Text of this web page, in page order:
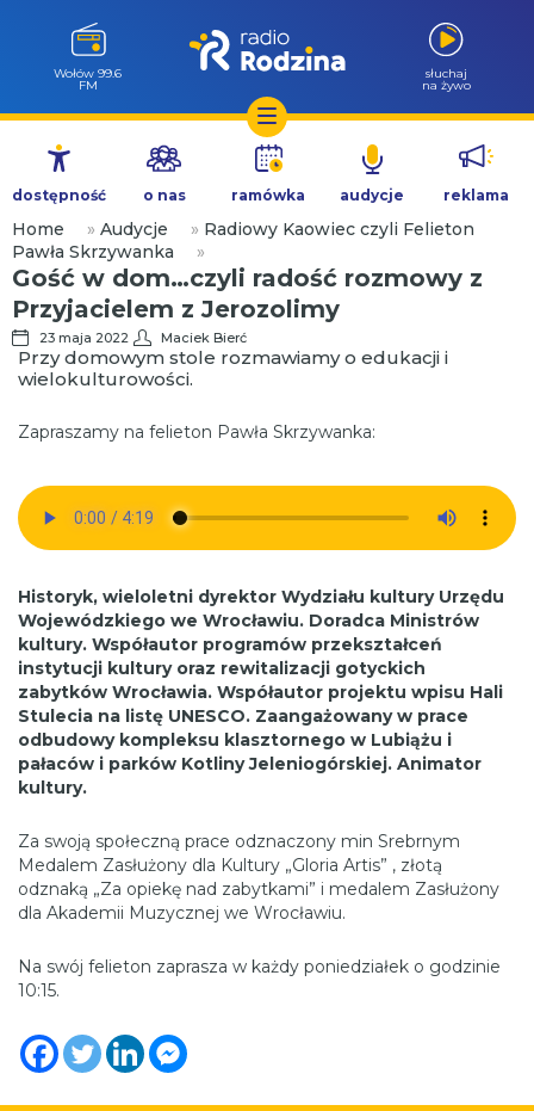
Przejdź
treści
Wołów 99.6
FM
słuchaj
na żywo
dostępność o nas ramówka audycje reklama
Home » Audycje » Radiowy Kaowiec czyli Felieton
Pawła Skrzywanka
»
Gość w dom…czyli radość rozmowy z
Przyjacielem z Jerozolimy
23 maja 2022 Maciek Bierć
Przy domowym stole rozmawiamy o edukacji i
wielokulturowości.
Zapraszamy na felieton Pawła Skrzywanka:
Historyk, wieloletni dyrektor Wydziału kultury Urzędu
Wojewódzkiego we Wrocławiu. Doradca Ministrów
kultury. Współautor programów przekształceń
instytucji kultury oraz rewitalizacji gotyckich
zabytków Wrocławia. Współautor projektu wpisu Hali
Stulecia na listę UNESCO. Zaangażowany w prace
odbudowy kompleksu klasztornego w Lubiążu i
pałaców i parków Kotliny Jeleniogórskiej. Animator
kultury.
Za swoją społeczną prace odznaczony min Srebrnym
Medalem Zasłużony dla Kultury „Gloria Artis” , złotą
odznaką „Za opiekę nad zabytkami” i medalem Zasłużony
dla Akademii Muzycznej we Wrocławiu.
Na swój felieton zaprasza w każdy poniedziałek o godzinie
10:15.